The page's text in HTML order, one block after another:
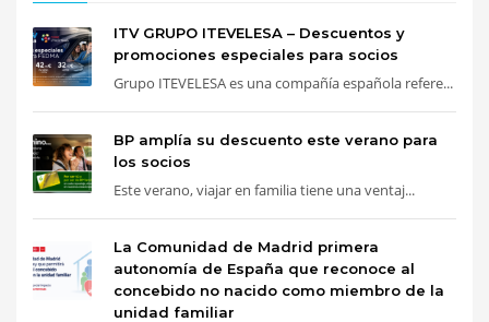
ITV GRUPO ITEVELESA – Descuentos y
promociones especiales para socios
Grupo ITEVELESA es una compañía española refere...
BP amplía su descuento este verano para
los socios
Este verano, viajar en familia tiene una ventaj...
La Comunidad de Madrid primera
autonomía de España que reconoce al
concebido no nacido como miembro de la
unidad familiar